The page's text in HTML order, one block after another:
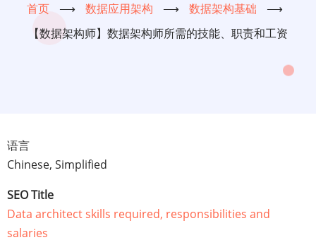
首页 ⟶ 数据应用架构 ⟶ 数据架构基础
⟶
【数据架构师】数据架构师所需的技能、职责和工资
语言
Chinese, Simplified
SEO Title
Data architect skills required, responsibilities and
salaries